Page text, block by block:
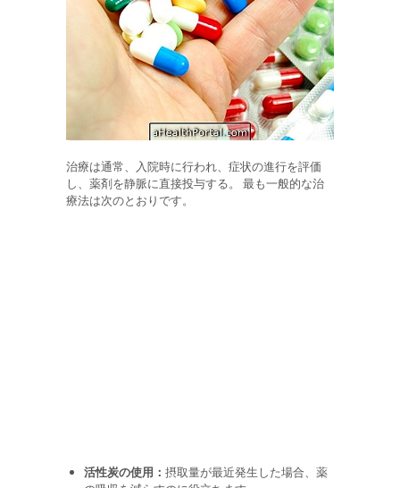
治療は通常、入院時に行われ、症状の進行を評価
し、薬剤を静脈に直接投与する。 最も一般的な治
療法は次のとおりです。
活性炭の使用： 摂取量が最近発生した場合、薬